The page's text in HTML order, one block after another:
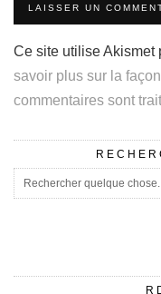
Ce site utilise Akismet
savoir plus sur la
commentaires sont